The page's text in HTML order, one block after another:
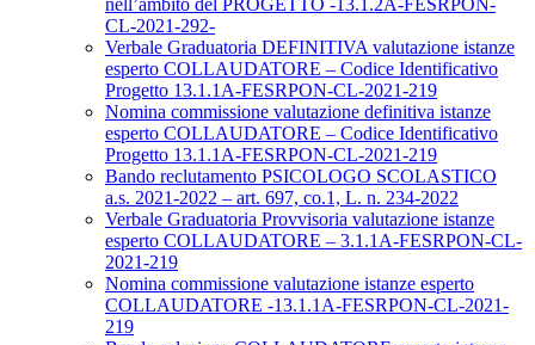
nell’ambito del PROGETTO -13.1.2A-FESRPON-
CL-2021-292-
Verbale Graduatoria DEFINITIVA valutazione istanze
esperto COLLAUDATORE – Codice Identificativo
Progetto 13.1.1A-FESRPON-CL-2021-219
Nomina commissione valutazione definitiva istanze
esperto COLLAUDATORE – Codice Identificativo
Progetto 13.1.1A-FESRPON-CL-2021-219
Bando reclutamento PSICOLOGO SCOLASTICO
a.s. 2021-2022 – art. 697, co.1, L. n. 234-2022
Verbale Graduatoria Provvisoria valutazione istanze
esperto COLLAUDATORE – 3.1.1A-FESRPON-CL-
2021-219
Nomina commissione valutazione istanze esperto
COLLAUDATORE -13.1.1A-FESRPON-CL-2021-
219